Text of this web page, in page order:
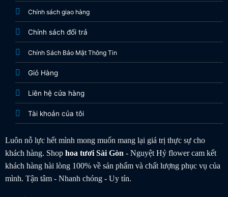
Chính sách giao hàng
Chính sách đổi trả
Chính Sách Bảo Mật Thông Tin
Giỏ Hàng
Liên hệ cửa hàng
Tài khoản của tôi
Luôn nỗ lực hết mình mong muốn mang lại giá trị thực sự cho
khách hàng. Shop hoa tươiSài Gòn- Nguyệt Hỷ flower cam kết
khách hàng hài lòng 100% về sản phẩm và chất lượng phục vụ của
mình. Tận tâm - Nhanh chóng - Uy tín.